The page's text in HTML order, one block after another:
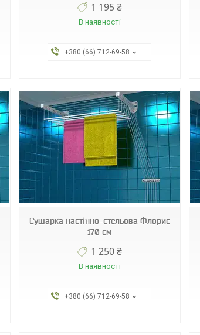
1 195 ₴
В наявності
+380 (66) 712-69-58
Сушарка настінно-стельова Флорис
170 см
1 250 ₴
В наявності
+380 (66) 712-69-58